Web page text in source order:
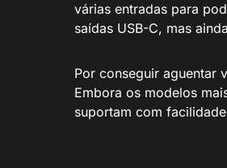
várias entradas para
saídas USB-C, mas
Por conseguir aguentar
Embora os modelos
suportam com